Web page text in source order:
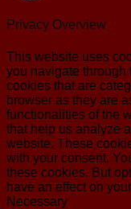
Privacy Overview
This website uses
you navigate through
cookies that are
browser as they are
functionalities of the
that help us analyze
website. These
with your consent.
these cookies. But
have an effect on
Necessary